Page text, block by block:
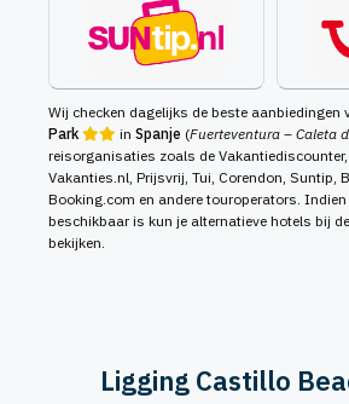
Wij checken dagelijks de beste aanbiedingen
Park
in Spanje (Fuerteventura – Caleta
reisorganisaties zoals de Vakantiediscounter,
Vakanties.nl, Prijsvrij, Tui, Corendon, Suntip,
Booking.com en andere touroperators.
beschikbaar is kun je alternatieve hotels bij
bekijken.
Ligging Castillo